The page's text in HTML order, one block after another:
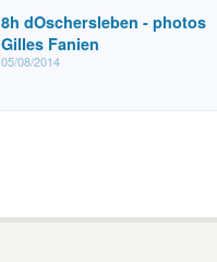
8h dOschersleben - photos
Gilles Fanien
05/08/2014